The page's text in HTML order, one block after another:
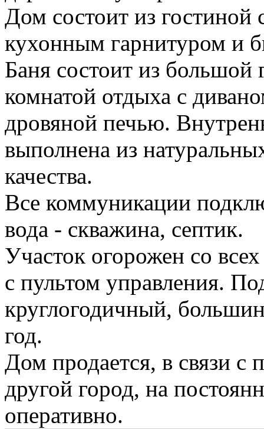
Дом состоит из гостиной
кухонным гарнитуром и
Баня состоит из
комнатой отдыха с
дровяной печью.
выполнена из
качества.
Все коммуникации
вода - скважина, септик.
Участок огорожен со
с пультом управления.
круглогодичный,
год.
Дом продается, в связи с
другой город, на
оперативно.